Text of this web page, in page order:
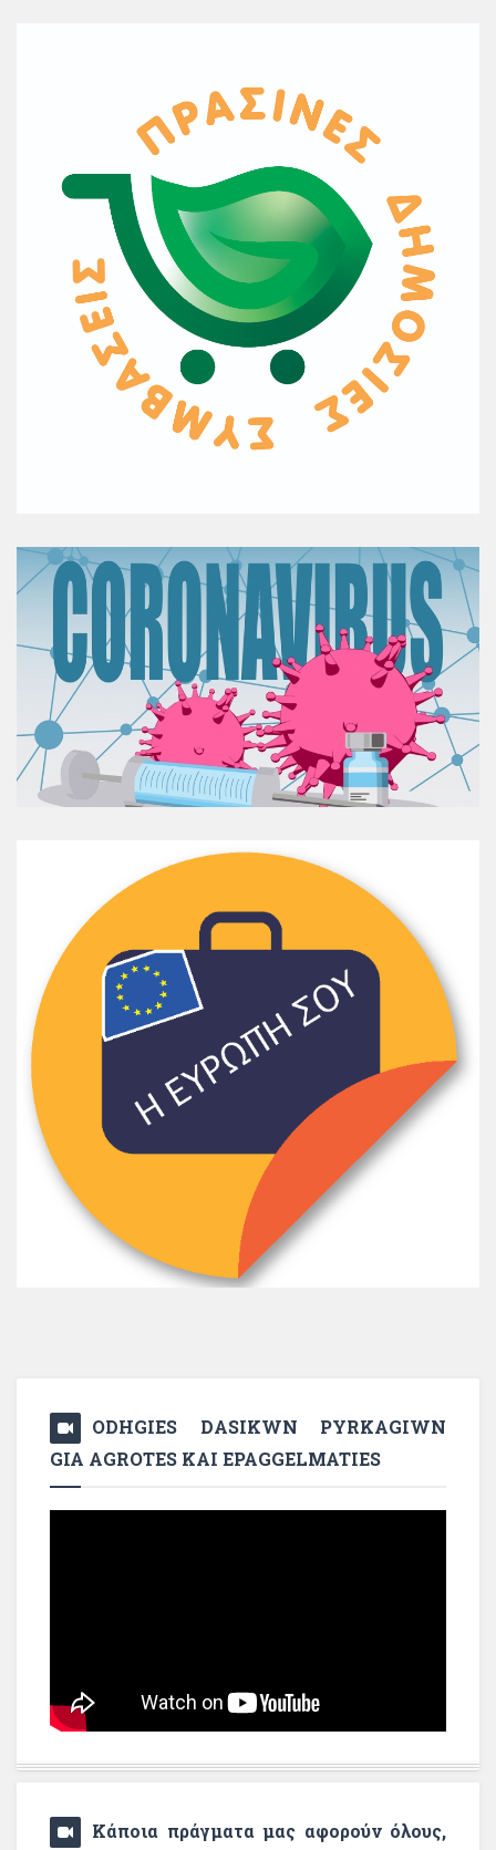
ODHGIES DASIKWN PYRKAGIWN
GIA AGROTES KAI EPAGGELMATIES
Κάποια πράγματα μας αφορούν όλους,